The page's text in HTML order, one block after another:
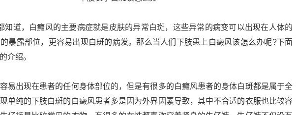
知道，白癜风的主要病症就是皮肤的异常白斑，这些异常的病变可以出现在人体的
暴露部位，更容易出现白斑的病发。那么当人们下肢患上白癜风该怎么办呢?下面
介绍。
易出现在患者的任何身体部位的，但是有很多的白癜风患者的身体白斑都是属于全
单纯的下肢白斑的白癜风患者多是因为外界因素导致，其中不合适的衣服也比较容